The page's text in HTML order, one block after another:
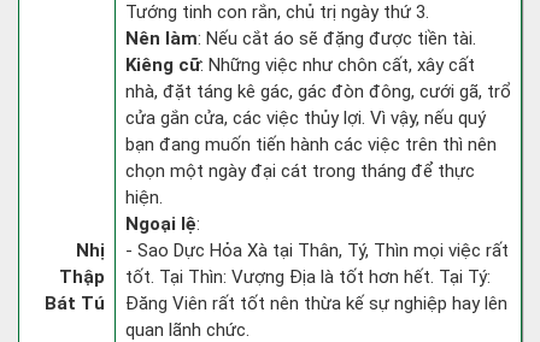
Nhị
Thập
Bát Tú
Tướng tinh con rắn, chủ trị ngày thứ 3.
Nên làm: Nếu cắt áo sẽ đặng được tiền tài.
Kiêng cữ: Những việc như chôn cất, xây cất
nhà, đặt táng kê gác, gác đòn đông, cưới gã, trổ
cửa gắn cửa, các việc thủy lợi. Vì vậy, nếu quý
bạn đang muốn tiến hành các việc trên thì nên
chọn một ngày đại cát trong tháng để thực
hiện.
Ngoại lệ:
- Sao Dực Hỏa Xà tại Thân, Tý, Thìn mọi việc rất
tốt. Tại Thìn: Vượng Địa là tốt hơn hết. Tại Tý:
Đăng Viên rất tốt nên thừa kế sự nghiệp hay lên
quan lãnh chức.